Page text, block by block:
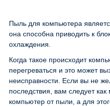
Пыль для компьютера
она способна приводить к
охлаждения.
Когда такое происходит
перегреваться и это может
неисправности. Если вы не
последствия, вам следует
компьютер от пыли, а для